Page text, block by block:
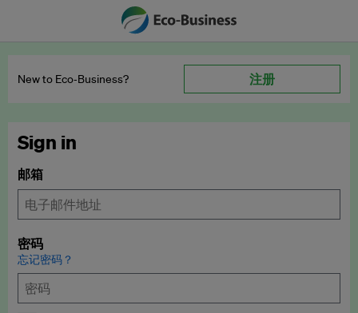
New to Eco‑Business? 注册
Sign in
邮箱
密码
忘记密码？